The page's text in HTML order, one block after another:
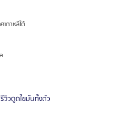
เกาหลีใต้
รีวิวดูดไขมันทั้งตัว